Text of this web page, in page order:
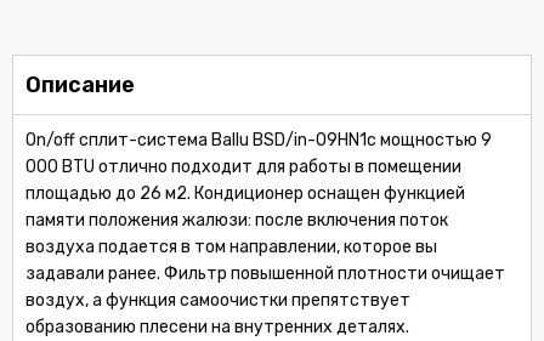
Описание
On/off сплит-система Ballu BSD/in-09HN1с мощностью 9
000 BTU отлично подходит для работы в помещении
площадью до 26 м2. Кондиционер оснащен функцией
памяти положения жалюзи: после включения поток
воздуха подается в том направлении, которое вы
задавали ранее. Фильтр повышенной плотности очищает
воздух, а функция самоочистки препятствует
образованию плесени на внутренних деталях.